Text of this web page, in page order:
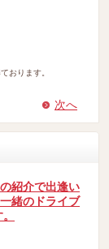
おります。
次へ
紹介で出逢い
緒のドライブ